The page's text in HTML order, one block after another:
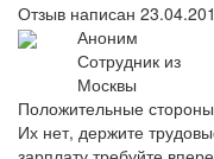
Отзыв написан
Аноним
Сотрудник из
Москвы
Положительные
Их нет, держите